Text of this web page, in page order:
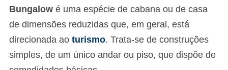
Bungalow é uma espécie de cabana ou de casa
de dimensões reduzidas que, em geral, está
direcionada ao turismo. Trata-se de construções
simples, de um único andar ou piso, que dispõe de